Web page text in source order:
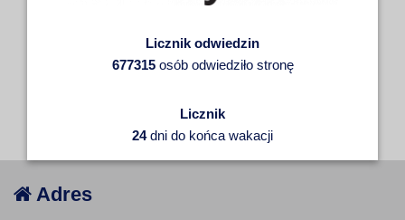
Licznik odwiedzin
677315osób odwiedziło stronę
Licznik
24dni do końca wakacji
Adres